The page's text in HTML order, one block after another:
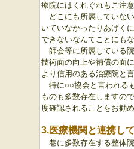
療院にはくれぐれもご注意
どこにも所属していな
いていなかったりあげく
できないなんてことにも
師会等に所属している
技術面の向上や補償の面
より信用のある治療院と
特に○○協会と言われる
ものも多数存在しますの
度確認されることをお勧め
3.医療機関と連携し
巷に多数存在する整体